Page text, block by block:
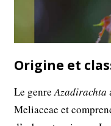
Origine et
Le genreAzadirachta
Meliaceae et